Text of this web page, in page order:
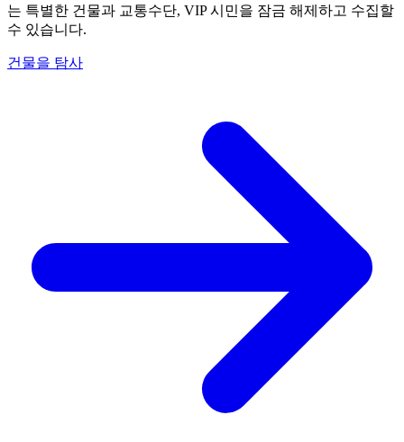
는 특별한 건물과 교통수단, VIP 시민을 잠금 해제하고 수집할
수 있습니다.
건물을 탐사